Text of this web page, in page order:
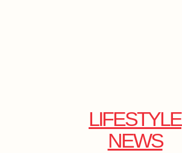
LIFESTYLE
NEWS